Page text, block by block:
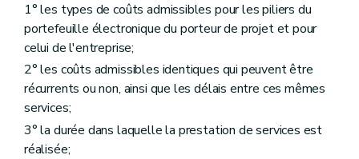
1° les types de coûts admissibles pour les piliers du
portefeuille électronique du porteur de projet et pour
celui de l'entreprise;
2° les coûts admissibles identiques qui peuvent être
récurrents ou non, ainsi que les délais entre ces mêmes
services;
3° la durée dans laquelle la prestation de services est
réalisée;